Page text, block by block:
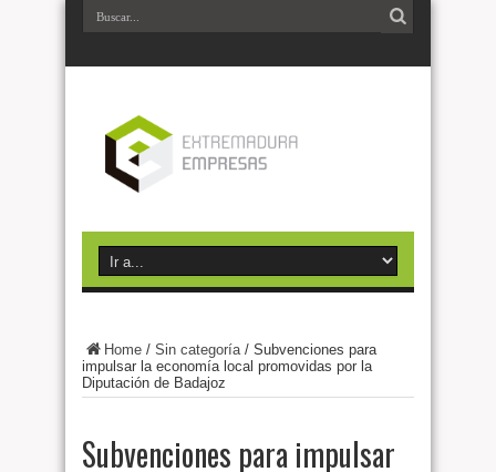
Home / Sin categoría/ Subvenciones para
impulsar la economía local promovidas por la
Diputación de Badajoz
Subvenciones para impulsar